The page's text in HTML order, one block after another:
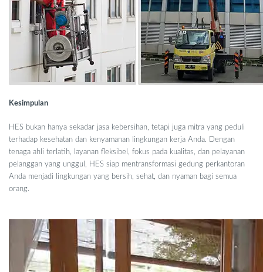
Kesimpulan
HES bukan hanya sekadar jasa kebersihan, tetapi juga mitra yang peduli
terhadap kesehatan dan kenyamanan lingkungan kerja Anda. Dengan
tenaga ahli terlatih, layanan fleksibel, fokus pada kualitas, dan pelayanan
pelanggan yang unggul, HES siap mentransformasi gedung perkantoran
Anda menjadi lingkungan yang bersih, sehat, dan nyaman bagi semua
orang.